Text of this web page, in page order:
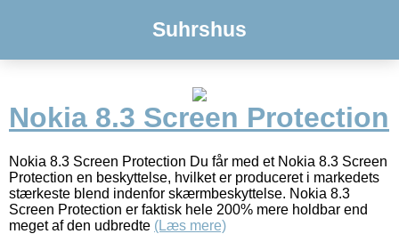
Suhrshus
Nokia 8.3 Screen Protection
Nokia 8.3 Screen Protection Du får med et Nokia 8.3 Screen
Protection en beskyttelse, hvilket er produceret i markedets
stærkeste blend indenfor skærmbeskyttelse. Nokia 8.3
Screen Protection er faktisk hele 200% mere holdbar end
meget af den udbredte (Læs mere)